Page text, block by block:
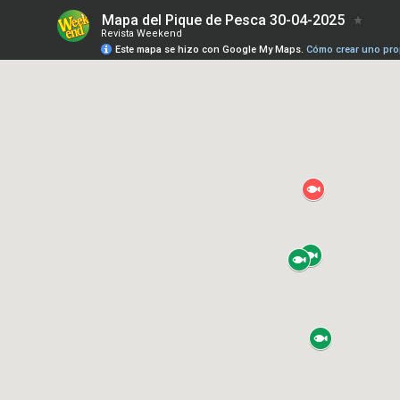
Mapa del Pique de Pesca 30-04-2025
Revista Weekend
Este mapa se hizo con Google My Maps. Cómo crear uno